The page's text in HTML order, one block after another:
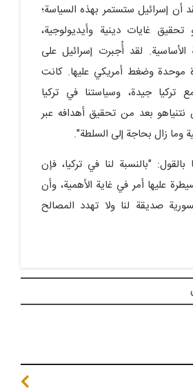
أن إسرائيل ستستمر بهذه السياسة؛
غايات دينية وأيديولوجية،
لقد أُجبرت إسرائيل على
موحدة وضغط أمريكي عليها. كانت
تركيا جيدة، وسياستنا في تركيا
بعد من تحقيق أهدافه عبر
وما زال بحاجة إلى السلطة".
"بالنسبة لنا في تركيا، فإن
عليها أمر في غاية الأهمية، وأن
صديقة لنا ولا تهدد المصالح